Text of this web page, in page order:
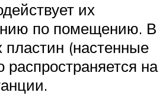
их
по помещению. В
пластин (настенные
распространяется на